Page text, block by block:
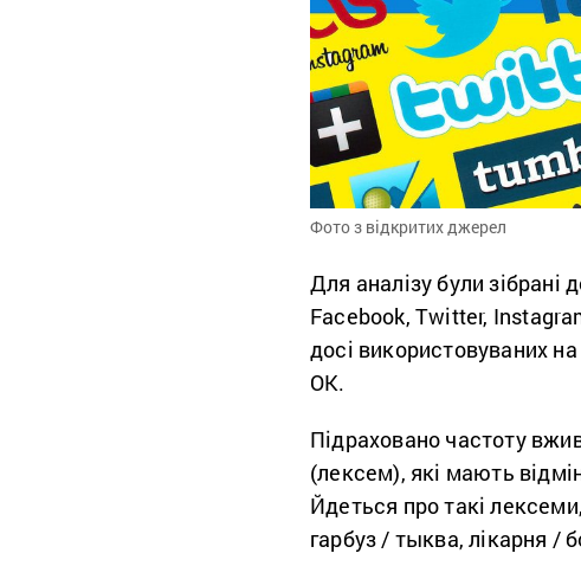
Фото з відкритих джерел
Для аналізу були
Facebook, Twitter,
досі використовуваних
OK.
Підраховано частоту
(лексем), які мають
Йдеться про такі
гарбуз / тыква, лікарня /